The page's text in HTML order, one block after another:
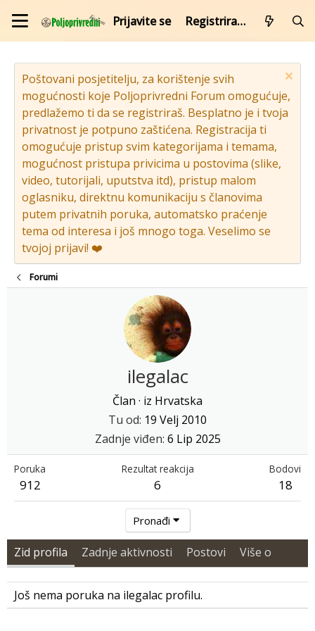
Prijavite se Registrirajte se
Poštovani posjetitelju, za korištenje svih
mogućnosti koje Poljoprivredni Forum omogućuje,
predlažemo ti da se registriraš. Besplatno je i tvoja
privatnost je potpuno zaštićena. Registracija ti
omogućuje pristup svim kategorijama i temama,
mogućnost pristupa privicima u postovima (slike,
video, tutorijali, uputstva itd), pristup malom
oglasniku, direktnu komunikaciju s članovima
putem privatnih poruka, automatsko praćenje
tema od interesa i još mnogo toga. Veselimo se
tvojoj prijavi! ❤️
Forumi
ilegalac
Član · iz Hrvatska
Tu od 19 Velj 2010
Zadnje viđen 6 Lip 2025
Poruka
912
Rezultat reakcija
6
Bodovi
18
Pronađi
Zid profila Zadnje aktivnosti Postovi Više o
Još nema poruka na ilegalac profilu.